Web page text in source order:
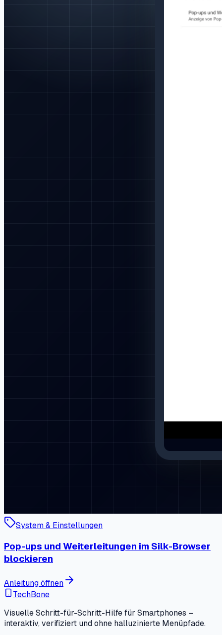
System & Einstellungen
Pop-ups und Weiterleitungen im Silk-Browser
blockieren
Anleitung öffnen
TechBone
Visuelle Schritt-für-Schritt-Hilfe für Smartphones –
interaktiv, verifiziert und ohne halluzinierte Menüpfade.